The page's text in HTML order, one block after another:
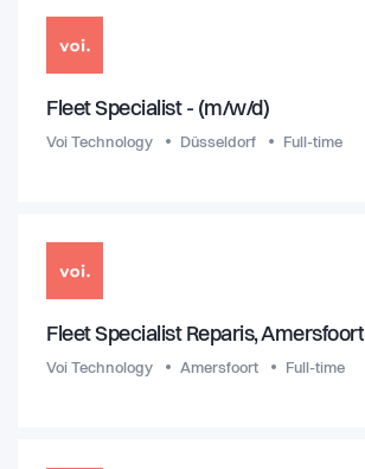
Fleet Specialist - (m/w/d)
Voi Technology Düsseldorf Full-time
Fleet Specialist Reparis, Amersfoort
Voi Technology Amersfoort Full-time